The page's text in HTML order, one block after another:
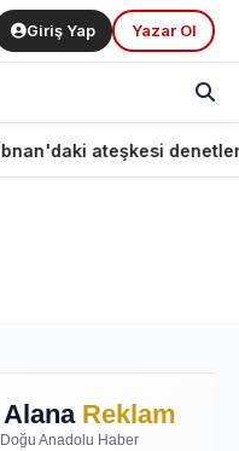
Giriş Yap Yazar Ol
ateşkesi denetlemek için
Reklam
Doğu Anadolu Haber